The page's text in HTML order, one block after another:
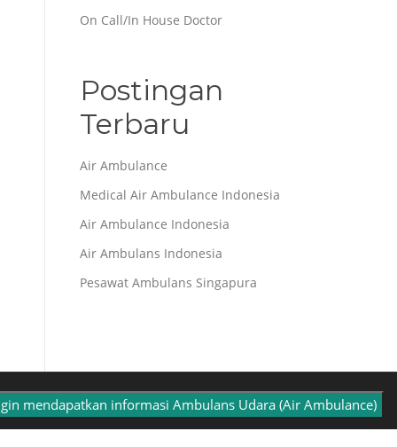
On Call/In House Doctor
Postingan
Terbaru
Air Ambulance
Medical Air Ambulance Indonesia
Air Ambulance Indonesia
Air Ambulans Indonesia
Pesawat Ambulans Singapura
Screenr parallax themeby FameThemes
mendapatkan informasi Ambulans Udara (Air Ambulance)